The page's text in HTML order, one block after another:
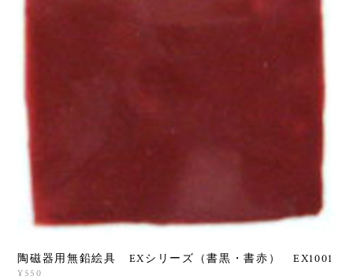
陶磁器用無鉛絵具 EXシリーズ（書黒・書赤） EX1001
¥550